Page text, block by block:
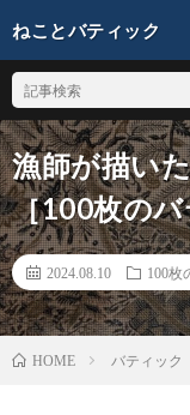
ねことバティック
漁師が描い
［100枚の
2024.08.10 100枚
HOME バティック